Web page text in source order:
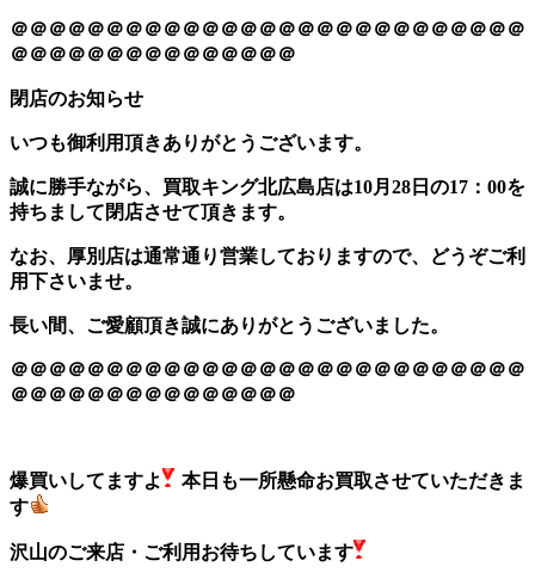
＠＠＠＠＠＠＠＠＠＠＠＠＠＠＠＠＠＠＠＠＠＠＠＠＠＠＠
＠＠＠＠＠＠＠＠＠＠＠＠＠＠＠
閉店のお知らせ
いつも御利用頂きありがとうございます。
誠に勝手ながら、買取キング北広島店は10月28日の17：00を
持ちまして閉店させて頂きます。
なお、厚別店は通常通り営業しておりますので、どうぞご利
用下さいませ。
長い間、ご愛顧頂き誠にありがとうございました。
＠＠＠＠＠＠＠＠＠＠＠＠＠＠＠＠＠＠＠＠＠＠＠＠＠＠＠
＠＠＠＠＠＠＠＠＠＠＠＠＠＠＠
爆買いしてますよ
本日も一所懸命お買取させていただきま
す
沢山のご来店・ご利用お待ちしています